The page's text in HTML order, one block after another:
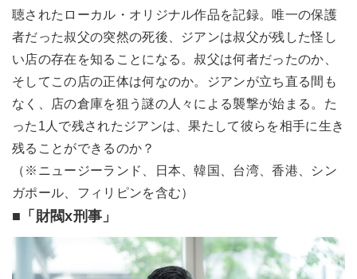
聴されたローカル・オリジナル作品を記録。唯一の保護
者だった叔父の突然の死後、ジアンは叔父が残した怪し
い店の存在を知ることになる。叔父は何者だったのか、
そしてこの店の正体は何なのか。ジアンが立ち直る間も
なく、店の倉庫を狙う謎の人々による襲撃が始まる。た
った1人で残されたジアンは、果たして彼らを相手に生き
残ることができるのか？
（※ニュージーランド、日本、韓国、台湾、香港、シン
ガポール、フィリピンを含む）
■「財閥x刑事」